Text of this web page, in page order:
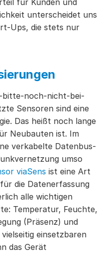
für Kunden und
unterscheidet uns
Ups, die stets nur
bitte-noch-nicht-bei-
Sensoren sind eine
Das heißt noch lange
Neubauten ist. Im
verkabelte Datenbus-
umso
viaSens ist eine Art
die Datenerfassung
alle wichtigen
Temperatur, Feuchte,
(Präsenz) und
einsetzbaren
das Gerät